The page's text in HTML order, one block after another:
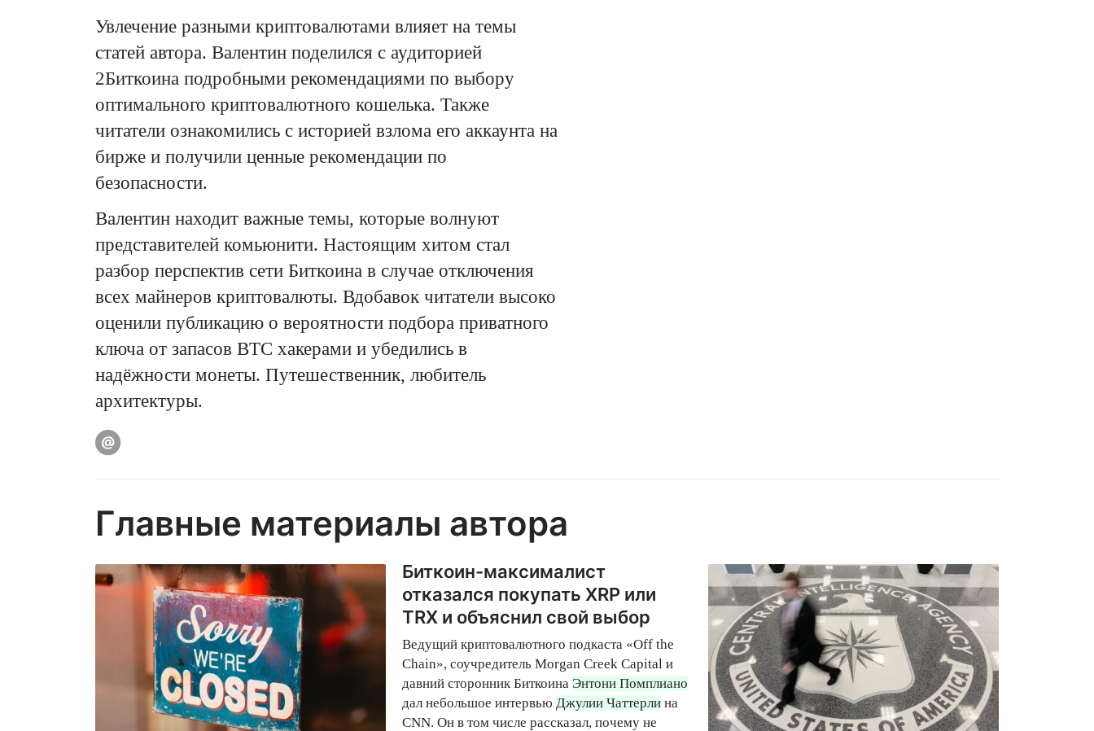
Увлечение разными криптовалютами влияет на темы
статей автора. Валентин поделился с аудиторией
2Биткоина подробными рекомендациями по выбору
оптимального криптовалютного кошелька. Также
читатели ознакомились с историей взлома его аккаунта на
бирже и получили ценные рекомендации по
безопасности.
Валентин находит важные темы, которые волнуют
представителей комьюнити. Настоящим хитом стал
разбор перспектив сети Биткоина в случае отключения
всех майнеров криптовалюты. Вдобавок читатели высоко
оценили публикацию о вероятности подбора приватного
ключа от запасов BTC хакерами и убедились в
надёжности монеты. Путешественник, любитель
архитектуры.
Главные материалы автора
Биткоин-максималист
отказался покупать XRP или
TRX и объяснил свой выбор
Ведущий криптовалютного подкаста «Off the
Chain», соучредитель Morgan Creek Capital и
давний сторонник Биткоина Энтони Помплиано
дал небольшое интервью Джулии Чаттерлина
CNN. Он в том числе рассказал, почему не